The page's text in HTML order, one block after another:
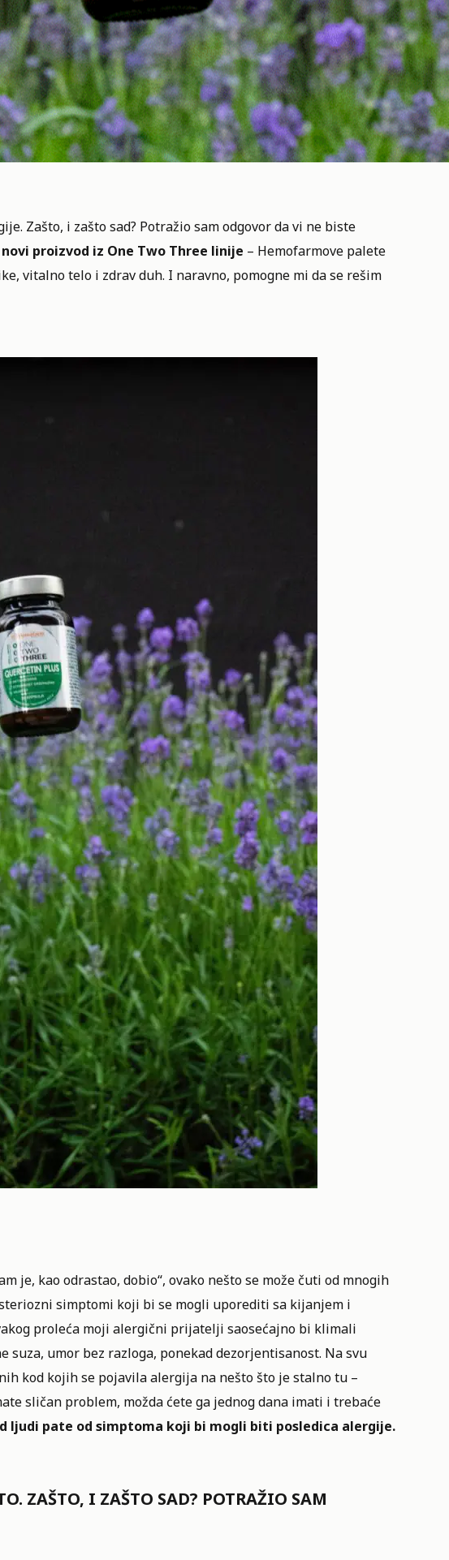
Zašto, i zašto sad? Potražio sam odgovor da vi ne biste
proizvod iz One Two Three linije – Hemofarmove palete
vitalno telo i zdrav duh. I naravno, pomogne mi da se rešim
je, kao odrastao, dobio“, ovako nešto se može čuti od mnogih
simptomi koji bi se mogli uporediti sa kijanjem i
proleća moji alergični prijatelji saosećajno bi klimali
suza, umor bez razloga, ponekad dezorjentisanost. Na svu
kod kojih se pojavila alergija na nešto što je stalno tu –
sličan problem, možda ćete ga jednog dana imati i trebaće
ljudi pate od simptoma koji bi mogli biti posledica alergije.
ZAŠTO, I ZAŠTO SAD? POTRAŽIO SAM